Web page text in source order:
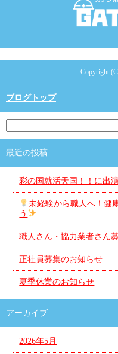
Copyright
ブログトップ
最近の投稿
彩の国就活天国！！に出
未経験から職人へ！健
う
職人さん・協力業者さん
正社員募集のお知らせ
夏季休業のお知らせ
アーカイブ
2026年5月